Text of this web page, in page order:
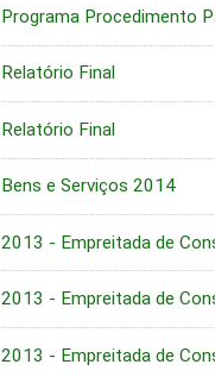
Programa Procedimento
Relatório Final
Relatório Final
Bens e Serviços 2014
2013 - Empreitada de
2013 - Empreitada de
2013 - Empreitada de